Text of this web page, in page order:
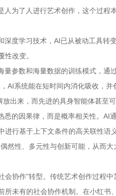
为了人进行艺术创作，这个过程
度学习技术，AI已从被动工具转
改变。
参数和海量数据的训练模式，通
AI系统能在短时间内消化吸收，
出来，而先进的具身智能体甚至
的因果律，而是概率相关性。AI
行基于上下文条件的高关联性语
然性、多元性与创新可能，从而
会协作”转型。传统艺术创作过程
未有的社会协作机制。在小红书